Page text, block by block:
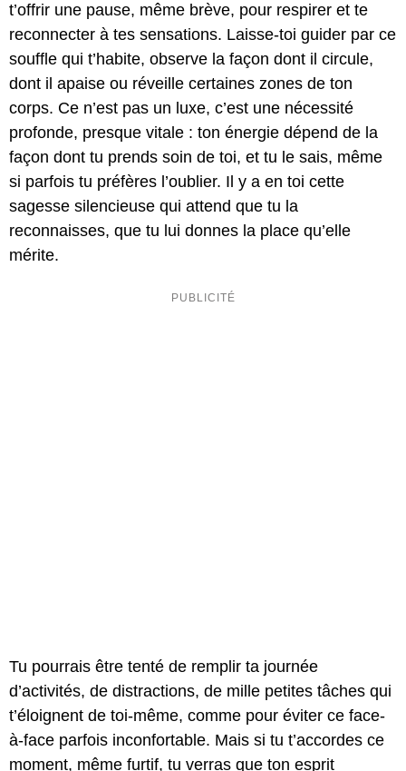
t’offrir une pause, même brève, pour respirer et te
reconnecter à tes sensations. Laisse-toi guider par ce
souffle qui t’habite, observe la façon dont il circule,
dont il apaise ou réveille certaines zones de ton
corps. Ce n’est pas un luxe, c’est une nécessité
profonde, presque vitale : ton énergie dépend de la
façon dont tu prends soin de toi, et tu le sais, même
si parfois tu préfères l’oublier. Il y a en toi cette
sagesse silencieuse qui attend que tu la
reconnaisses, que tu lui donnes la place qu’elle
mérite.
Tu pourrais être tenté de remplir ta journée
d’activités, de distractions, de mille petites tâches qui
t’éloignent de toi-même, comme pour éviter ce face-
à-face parfois inconfortable. Mais si tu t’accordes ce
moment, même furtif, tu verras que ton esprit